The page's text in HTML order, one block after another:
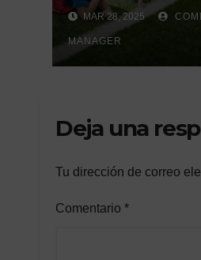
Municipal del
de Écija:
Renovación y
MAR 28, 2025
MANAGER
Deja una
Tu dirección de correo
Comentario *